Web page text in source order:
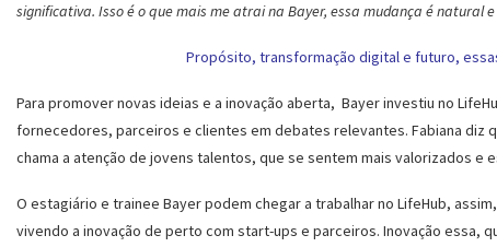
significativa. Isso é o que mais me atrai na Bayer, essa mudança é natural
Propósito, transformação digital e futuro,
Para promover novas ideias e a inovação aberta, Bayer investiu no
fornecedores, parceiros e clientes em debates relevantes. Fabiana diz
chama a atenção de jovens talentos, que se sentem mais valorizados e
O estagiário e trainee Bayer podem chegar a trabalhar no LifeHub,
vivendo a inovação de perto com start-ups e parceiros. Inovação essa,